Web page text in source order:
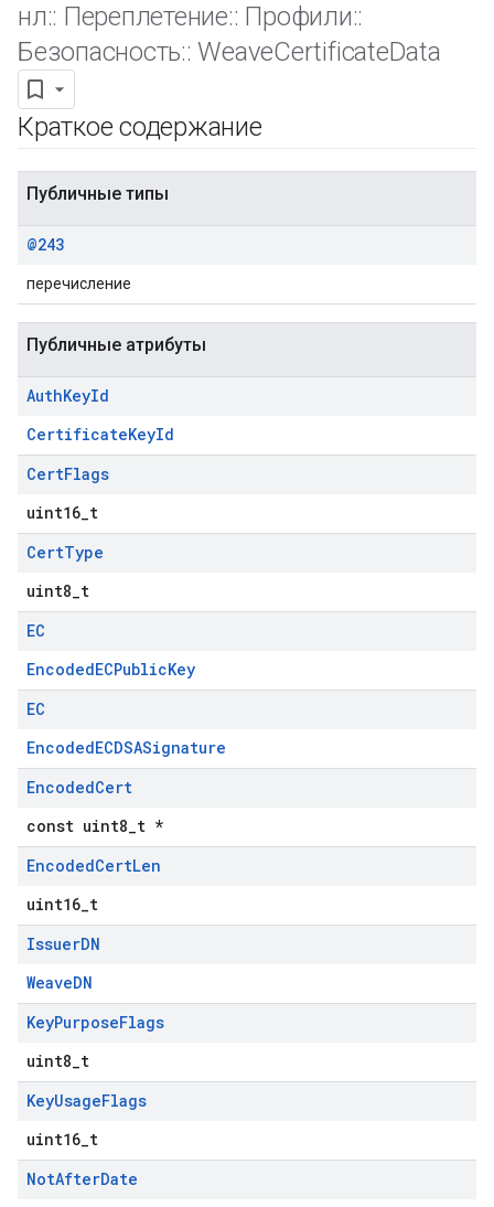
нл:: Переплетение:: Профили::
Безопасность:: WeaveCertificateData
Краткое содержание
Публичные типы
@243
перечисление
Публичные атрибуты
AuthKeyId
CertificateKeyId
CertFlags
uint16_t
CertType
uint8_t
EC
EncodedECPublicKey
EC
EncodedECDSASignature
EncodedCert
const uint8_t *
EncodedCertLen
uint16_t
IssuerDN
WeaveDN
KeyPurposeFlags
uint8_t
KeyUsageFlags
uint16_t
NotAfterDate